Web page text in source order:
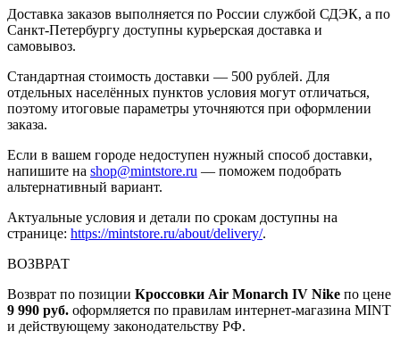
Доставка заказов выполняется по России службой СДЭК, а по
Санкт-Петербургу доступны курьерская доставка и
самовывоз.
Стандартная стоимость доставки — 500 рублей. Для
отдельных населённых пунктов условия могут отличаться,
поэтому итоговые параметры уточняются при оформлении
заказа.
Если в вашем городе недоступен нужный способ доставки,
напишите на shop@mintstore.ru — поможем подобрать
альтернативный вариант.
Актуальные условия и детали по срокам доступны на
странице: https://mintstore.ru/about/delivery/.
ВОЗВРАТ
Возврат по позиции Кроссовки Air Monarch IV Nike по цене
9 990 руб. оформляется по правилам интернет-магазина MINT
и действующему законодательству РФ.